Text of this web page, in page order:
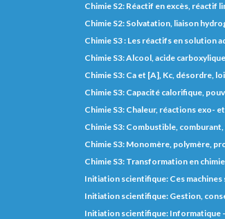
Chimie S2: Réactif en excès, réactif
Chimie S2: Solvatation, liaison
Chimie S3 : Les réactifs en solution
Chimie S3: Alcool, acide
Chimie S3: Ca et [A], Kc, désordre,
Chimie S3: Capacité calorifique,
Chimie S3: Chaleur, réactions exo-
Chimie S3: Combustible,
Chimie S3: Monomère, polymère,
Chimie S3: Transformation en
Initiation scientifique: Ces
Initiation scientifique: Gestion,
Initiation scientifique: Informatique